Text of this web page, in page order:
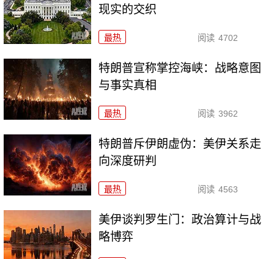
现实的交织
最热 阅读 4702
特朗普宣称掌控海峡：战略意图
与事实真相
最热 阅读 3962
特朗普斥伊朗虚伪：美伊关系走
向深度研判
最热 阅读 4563
美伊谈判罗生门：政治算计与战
略博弈